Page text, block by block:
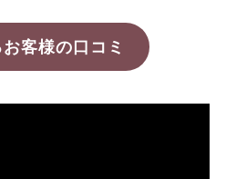
客様の口コミ